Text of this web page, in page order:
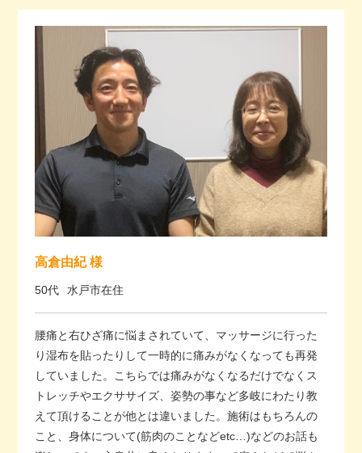
高倉由紀 様
50代 水戸市在住
腰痛と右ひざ痛に悩まされていて、マッサージに行った
り湿布を貼ったりして一時的に痛みがなくなっても再発
していました。こちらでは痛みがなくなるだけでなくス
トレッチやエクササイズ、姿勢の事など多岐にわたり教
えて頂けることが他とは違いました。施術はもちろんの
こと、身体について(筋肉のことなどetc…)などのお話も